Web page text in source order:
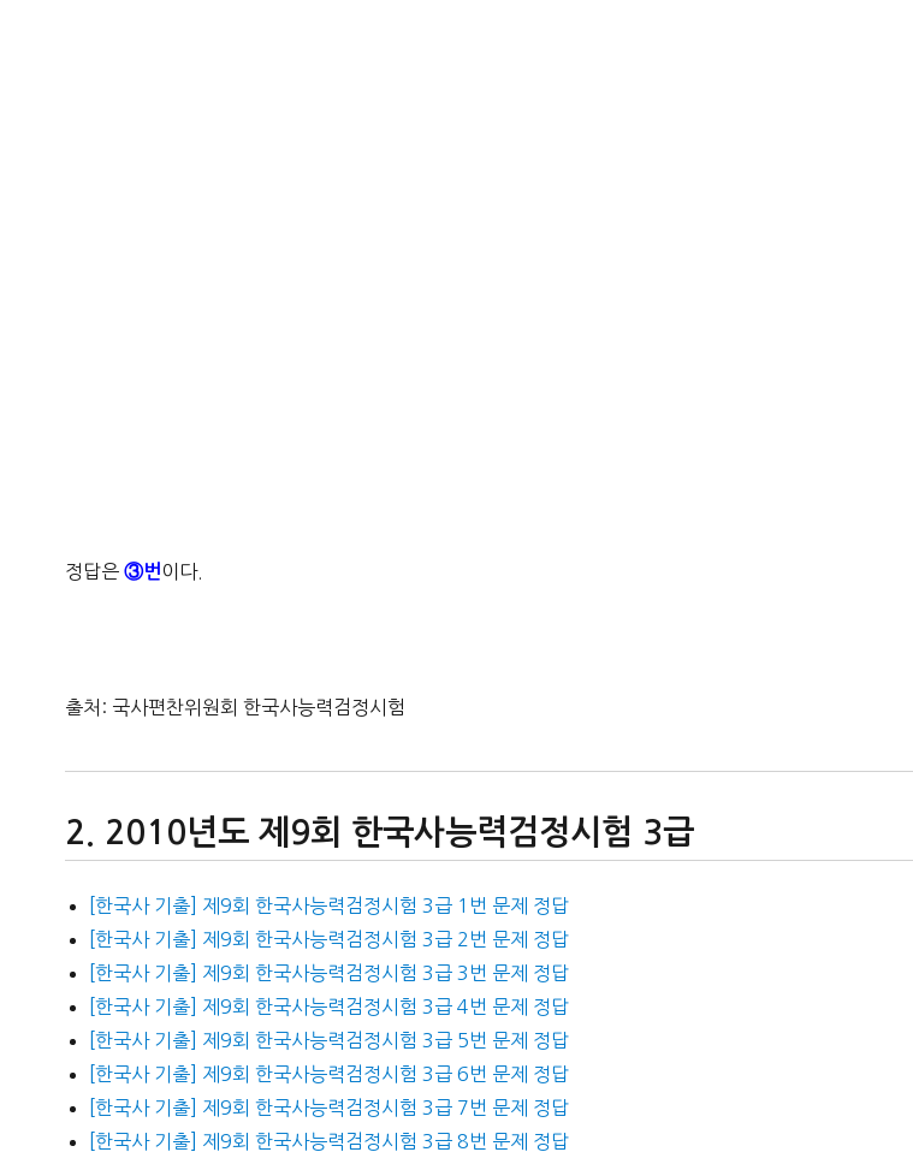
정답은 ③번 이다.
출처: 국사편찬위원회 한국사능력검정시험
2010년도 제9회 한국사능력검정시험 3급
[한국사 기출] 제9회 한국사능력검정시험 3급 1번 문제 정답
[한국사 기출] 제9회 한국사능력검정시험 3급 2번 문제 정답
[한국사 기출] 제9회 한국사능력검정시험 3급 3번 문제 정답
[한국사 기출] 제9회 한국사능력검정시험 3급 4번 문제 정답
[한국사 기출] 제9회 한국사능력검정시험 3급 5번 문제 정답
[한국사 기출] 제9회 한국사능력검정시험 3급 6번 문제 정답
[한국사 기출] 제9회 한국사능력검정시험 3급 7번 문제 정답
[한국사 기출] 제9회 한국사능력검정시험 3급 8번 문제 정답